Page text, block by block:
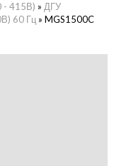
- 415В) » ДГУ
60 Гц » MGS1500C